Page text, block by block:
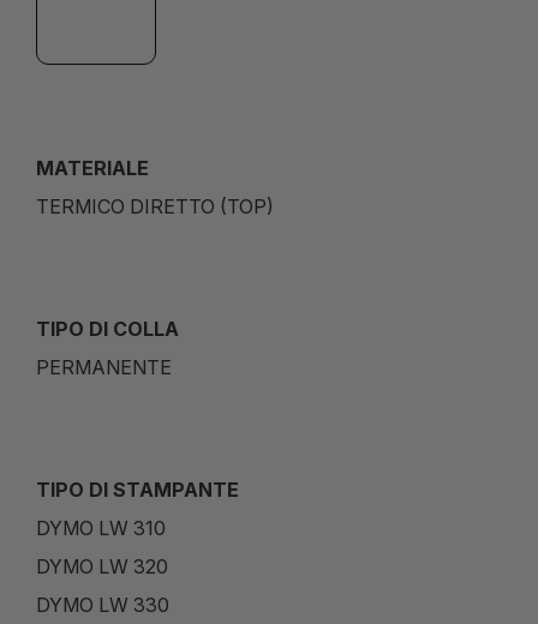
MATERIALE
TERMICO DIRETTO (TOP)
TIPO DI COLLA
PERMANENTE
TIPO DI STAMPANTE
DYMO LW 310
DYMO LW 320
DYMO LW 330